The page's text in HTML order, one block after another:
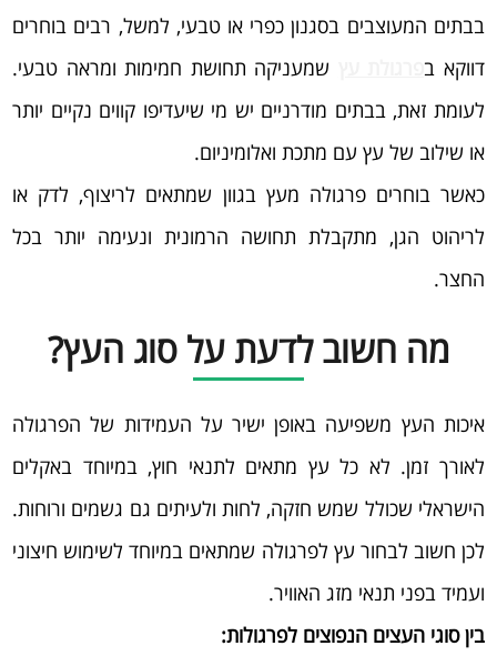
בבתים המעוצבים בסגנון כפרי או טבעי, למשל, רבים בוחרים
דווקא בפרגולת עץ
שמעניקה תחושת חמימות ומראה טבעי.
לעומת זאת, בבתים מודרניים יש מי שיעדיפו קווים נקיים יותר
או שילוב של עץ עם מתכת ואלומיניום.
כאשר בוחרים פרגולה מעץ בגוון שמתאים לריצוף, לדק או
לריהוט הגן, מתקבלת תחושה הרמונית ונעימה יותר בכל
החצר.
מה חשוב לדעת על סוג העץ?
איכות העץ משפיעה באופן ישיר על העמידות של הפרגולה
לאורך זמן. לא כל עץ מתאים לתנאי חוץ, במיוחד באקלים
הישראלי שכולל שמש חזקה, לחות ולעיתים גם גשמים ורוחות.
לכן חשוב לבחור עץ לפרגולה שמתאים במיוחד לשימוש חיצוני
ועמיד בפני תנאי מזג האוויר.
בין סוגי העצים הנפוצים לפרגולות: